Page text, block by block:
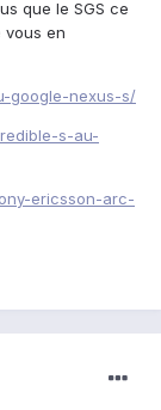
que le SGS ce
vous en
google-nexus-s/
s-au-
ericsson-arc-